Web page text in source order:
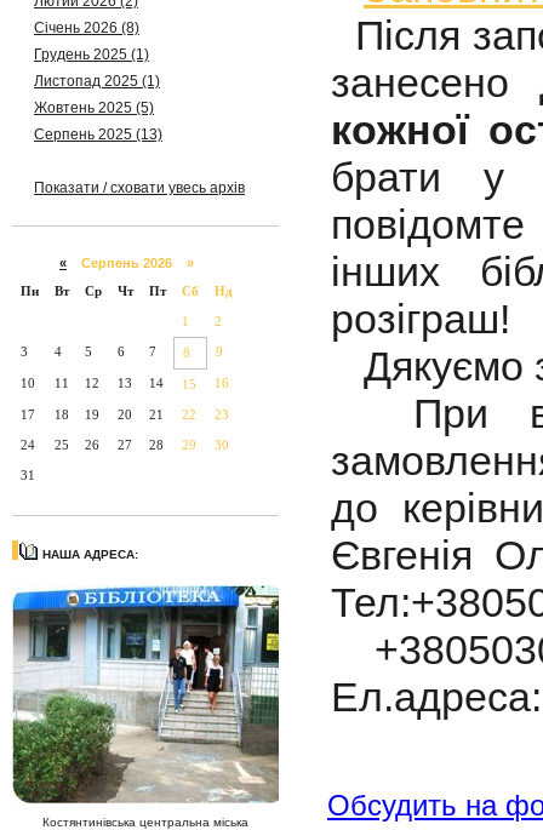
Січень 2026 (8)
Грудень 2025 (1)
Листопад 2025 (1)
Жовтень 2025 (5)
Серпень 2025 (13)
Показати / сховати увесь архів
« Серпень 2026 »
Пн
Вт Ср Чт Пт Сб Нд
1 2
3 4 5 6 7 8 9
10 11 12 13 14 15 16
17 18 19 20 21 22 23
24 25 26 27 28 29 30
31
НАША АДРЕСА:
Костянтинівська центральна міська
Після
занесено
кожної
брати у
інших
розіграш!
Дякуємо
При
до
Євгенія
Обсудить на